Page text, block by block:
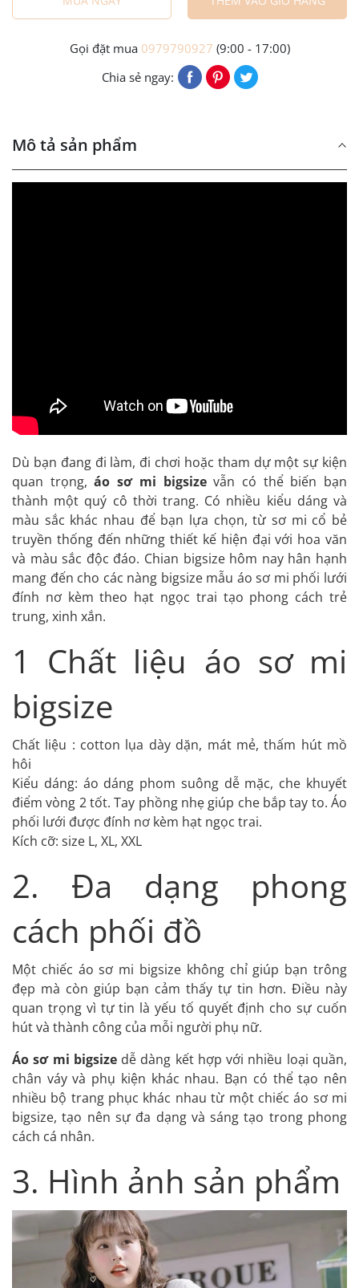
Gọi đặt mua 0979790927 (9:00 - 17:00)
Chia sẻ ngay:
Mô tả sản phẩm
Dù bạn đang đi làm, đi chơi hoặc tham dự một sự kiện
quan trọng,áo sơ mi bigsizevẫn có thể biến bạn
thành một quý cô thời trang. Có nhiều kiểu dáng và
màu sắc khác nhau để bạn lựa chọn, từ sơ mi cổ bẻ
truyền thống đến những thiết kế hiện đại với hoa văn
và màu sắc độc đáo. Chian bigsize hôm nay hân hạnh
mang đến cho các nàng bigsize mẫu áo sơ mi phối lưới
đính nơ kèm theo hạt ngọc trai tạo phong cách trẻ
trung, xinh xắn.
1 Chất liệu áo sơ mi
bigsize
Chất liệu : cotton lụa dày dặn, mát mẻ, thấm hút mồ
hôi
Kiểu dáng: áo dáng phom suông dễ mặc, che khuyết
điểm vòng 2 tốt. Tay phồng nhẹ giúp che bắp tay to. Áo
phối lưới được đính nơ kèm hạt ngọc trai.
Kích cỡ: size L, XL, XXL
2. Đa dạng phong
cách phối đồ
Một chiếc áo sơ mi bigsize không chỉ giúp bạn trông
đẹp mà còn giúp bạn cảm thấy tự tin hơn. Điều này
quan trọng vì tự tin là yếu tố quyết định cho sự cuốn
hút và thành công của mỗi người phụ nữ.
Áo sơ mi bigsize dễ dàng kết hợp với nhiều loại quần,
chân váy và phụ kiện khác nhau. Bạn có thể tạo nên
nhiều bộ trang phục khác nhau từ một chiếc áo sơ mi
bigsize, tạo nên sự đa dạng và sáng tạo trong phong
cách cá nhân.
3. Hình ảnh sản phẩm